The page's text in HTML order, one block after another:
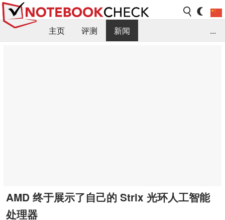
主页 评测
新闻
...
AMD 终于展示了自己的 Strix 光环人工智能
处理器